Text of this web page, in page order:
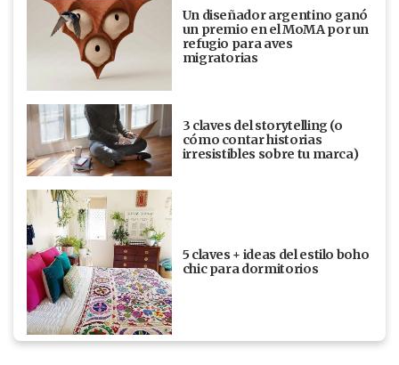
Un diseñador argentino ganó
un premio en el MoMA por un
refugio para aves
migratorias
3 claves del storytelling (o
cómo contar historias
irresistibles sobre tu marca)
5 claves + ideas del estilo boho
chic para dormitorios